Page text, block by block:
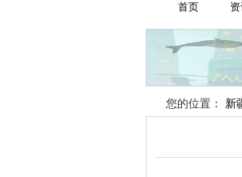
首页
您的位置： 新